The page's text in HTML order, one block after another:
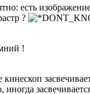
есть
?
!
кинескоп
иногда